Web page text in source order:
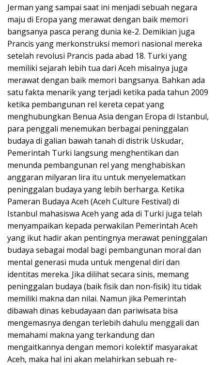
Jerman yang sampai saat ini menjadi sebuah negara
maju di Eropa yang merawat dengan baik memori
bangsanya pasca perang dunia ke-2. Demikian juga
Prancis yang merkonstruksi memori nasional mereka
setelah revolusi Prancis pada abad 18. Turki yang
memiliki sejarah lebih tua dari Aceh misalnya juga
merawat dengan baik memori bangsanya. Bahkan ada
satu fakta menarik yang terjadi ketika pada tahun 2009
ketika pembangunan rel kereta cepat yang
menghubungkan Benua Asia dengan Eropa di Istanbul,
para penggali menemukan berbagai peninggalan
budaya di galian bawah tanah di distrik Uskudar,
Pemerintah Turki langsung menghentikan dan
menunda pembangunan rel yang menghabiskan
anggaran milyaran lira itu untuk menyelematkan
peninggalan budaya yang lebih berharga. Ketika
Pameran Budaya Aceh (Aceh Culture Festival) di
Istanbul mahasiswa Aceh yang ada di Turki juga telah
menyampaikan kepada perwakilan Pemerintah Aceh
yang ikut hadir akan pentingnya merawat peninggalan
budaya sebagai modal bagi pembangunan moral dan
mental generasi muda untuk mengenal diri dan
identitas mereka. Jika dilihat secara sinis, memang
peninggalan budaya (baik fisik dan non-fisik) itu tidak
memiliki makna dan nilai. Namun jika Pemerintah
dibawah dinas kebudayaan dan pariwisata bisa
mengemasnya dengan terlebih dahulu menggali dan
memahami makna yang terkandung dan
mengaitkannya dengan memori kolektif masyarakat
Aceh, maka hal ini akan melahirkan sebuah re-